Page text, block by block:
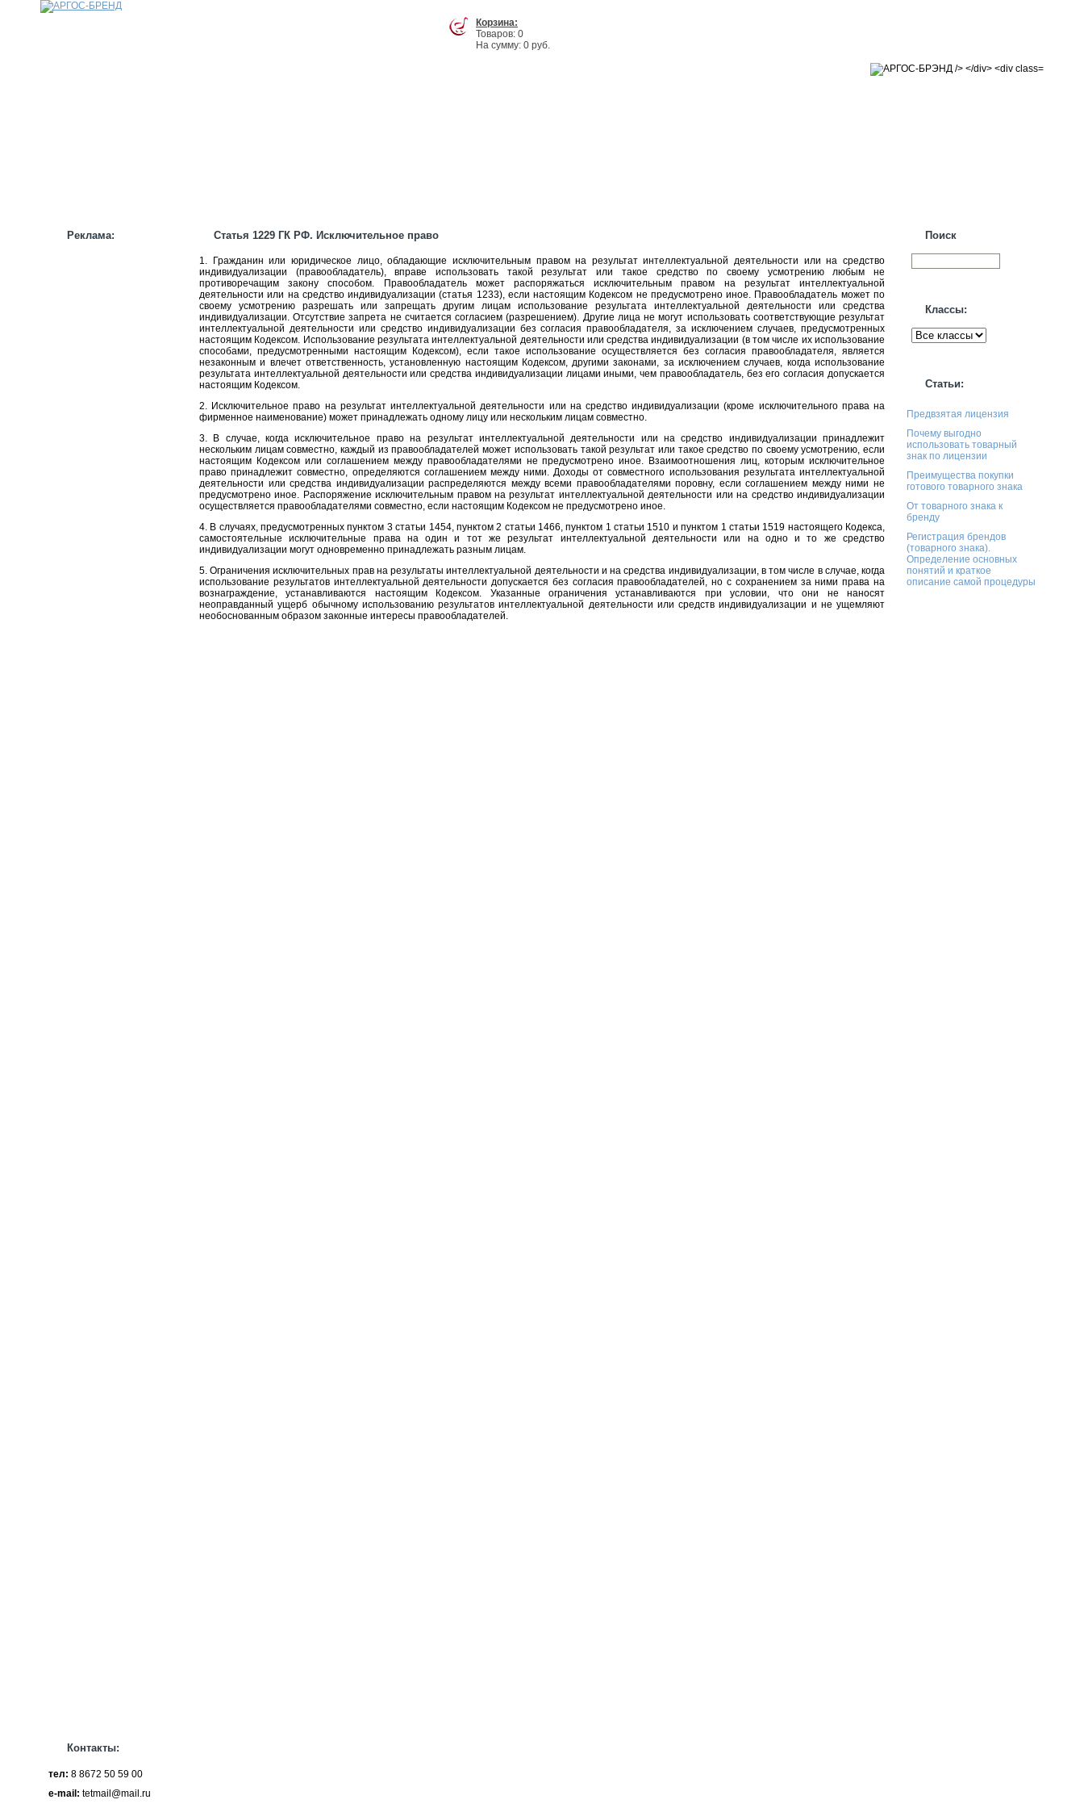
Корзина:
Товаров: 0
На сумму: 0 руб.
Реклама:
Контакты:
тел: 8 8672 50 59 00
e-mail: tetmail@mail.ru
Поиск
Классы:
Статьи:
Предвзятая лицензия
Почему выгодно
использовать товарный
знак по лицензии
Преимущества покупки
готового товарного знака
От товарного знака к
бренду
Регистрация брендов
(товарного знака).
Определение основных
понятий и краткое
описание самой процедуры
Статья 1229 ГК РФ. Исключительное право
1. Гражданин или юридическое лицо, обладающие исключительным правом на результат интеллектуальной деятельности или на средство
индивидуализации (правообладатель), вправе использовать такой результат или такое средство по своему усмотрению любым не
противоречащим закону способом. Правообладатель может распоряжаться исключительным правом на результат интеллектуальной
деятельности или на средство индивидуализации (статья 1233), если настоящим Кодексом не предусмотрено иное. Правообладатель может по
своему усмотрению разрешать или запрещать другим лицам использование результата интеллектуальной деятельности или средства
индивидуализации. Отсутствие запрета не считается согласием (разрешением). Другие лица не могут использовать соответствующие результат
интеллектуальной деятельности или средство индивидуализации без согласия правообладателя, за исключением случаев, предусмотренных
настоящим Кодексом. Использование результата интеллектуальной деятельности или средства индивидуализации (в том числе их использование
способами, предусмотренными настоящим Кодексом), если такое использование осуществляется без согласия правообладателя, является
незаконным и влечет ответственность, установленную настоящим Кодексом, другими законами, за исключением случаев, когда использование
результата интеллектуальной деятельности или средства индивидуализации лицами иными, чем правообладатель, без его согласия допускается
настоящим Кодексом.
2. Исключительное право на результат интеллектуальной деятельности или на средство индивидуализации (кроме исключительного права на
фирменное наименование) может принадлежать одному лицу или нескольким лицам совместно.
3. В случае, когда исключительное право на результат интеллектуальной деятельности или на средство индивидуализации принадлежит
нескольким лицам совместно, каждый из правообладателей может использовать такой результат или такое средство по своему усмотрению, если
настоящим Кодексом или соглашением между правообладателями не предусмотрено иное. Взаимоотношения лиц, которым исключительное
право принадлежит совместно, определяются соглашением между ними. Доходы от совместного использования результата интеллектуальной
деятельности или средства индивидуализации распределяются между всеми правообладателями поровну, если соглашением между ними не
предусмотрено иное. Распоряжение исключительным правом на результат интеллектуальной деятельности или на средство индивидуализации
осуществляется правообладателями совместно, если настоящим Кодексом не предусмотрено иное.
4. В случаях, предусмотренных пунктом 3 статьи 1454, пунктом 2 статьи 1466, пунктом 1 статьи 1510 и пунктом 1 статьи 1519 настоящего Кодекса,
самостоятельные исключительные права на один и тот же результат интеллектуальной деятельности или на одно и то же средство
индивидуализации могут одновременно принадлежать разным лицам.
5. Ограничения исключительных прав на результаты интеллектуальной деятельности и на средства индивидуализации, в том числе в случае, когда
использование результатов интеллектуальной деятельности допускается без согласия правообладателей, но с сохранением за ними права на
вознаграждение, устанавливаются настоящим Кодексом. Указанные ограничения устанавливаются при условии, что они не наносят
неоправданный ущерб обычному использованию результатов интеллектуальной деятельности или средств индивидуализации и не ущемляют
необоснованным образом законные интересы правообладателей.